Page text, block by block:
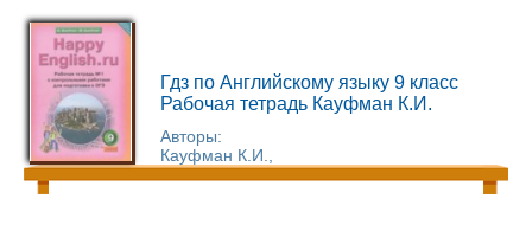
Гдз по Английскому языку 9 класс
Рабочая тетрадь Кауфман К.И.
Авторы:
Кауфман К.И.,